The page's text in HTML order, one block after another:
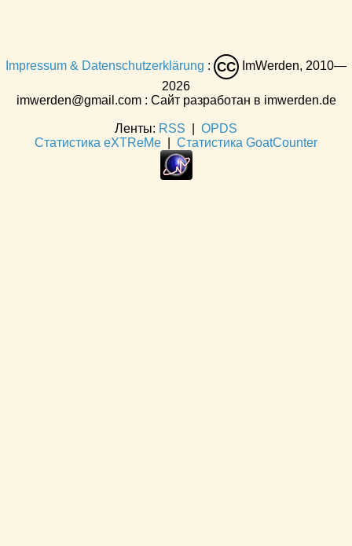
Impressum & Datenschutzerklärung : CC
ImWerden, 2010—
2026
imwerden@gmail.com : Сайт разработан в imwerden.de
Ленты: RSS
OPDS
Статистика eXTReMe
Статистика GoatCounter